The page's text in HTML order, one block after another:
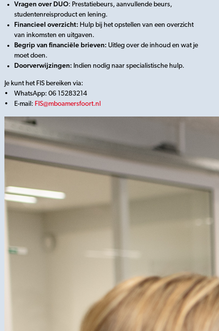
Vragen over DUO: Prestatiebeurs, aanvullende beurs,
studentenreisproduct en lening.
Financieel overzicht: Hulp bij het opstellen van een overzicht
van inkomsten en uitgaven.
Begrip van financiële brieven: Uitleg over de inhoud en wat je
moet doen.
Doorverwijzingen: Indien nodig naar specialistische hulp.
Je kunt het FIS bereiken via:
• WhatsApp: 06 15283214
• E-mail: FIS@mboamersfoort.nl